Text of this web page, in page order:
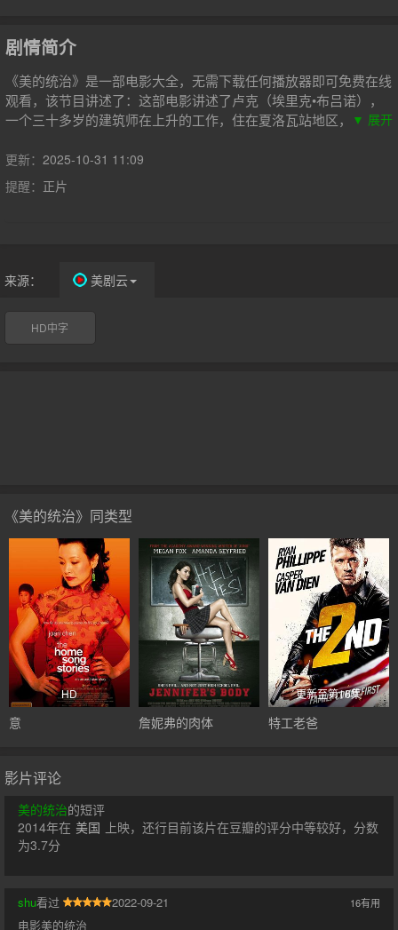
剧情简介
《美的统治》是一部电影大全，无需下载任何播放器即可免费在线
观看，该节目讲述了：这部电影讲述了卢克（埃里克•布吕诺），
一个三十多岁的建筑师在上升的工作，住在夏洛瓦站地区，魁北克
友，他是网络在许多体育活动（打猎、钓鱼、滑雪、曲棍球、高尔
夫球）。似乎没有什么能达到他的生活完全光滑的平面。在多伦多
旅行的机会，然而，卢克开始与另一个女人。他再一次则是在魁北
▼ 展开
更新： 2025-10-31 11:09
提醒： 正片
来源： 美剧云
HD中字
《美的统治》同类型
HD
意 詹妮弗的肉体
更新至第16集
特工老爸
影片评论
美的统治的短评
2014年在 美国 上映，还行目前该片在豆瓣的评分中等较好，分数
为3.7分
16有用
shu看过
2022-09-21
电影美的统治